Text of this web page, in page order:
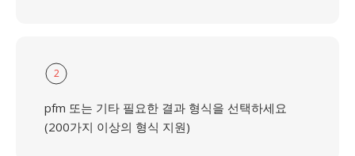
2
pfm 또는 기타 필요한 결과 형식을 선택하세요
(200가지 이상의 형식 지원)